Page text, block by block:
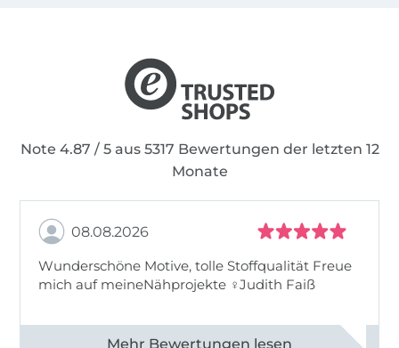
Note 4.87 / 5 aus 5317 Bewertungen der letzten 12
Monate
08.08.2026
Wunderschöne Motive, tolle Stoffqualität Freue
mich auf meineNähprojekte ♀Judith Faiß